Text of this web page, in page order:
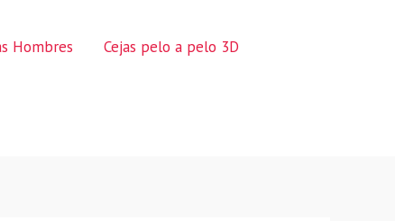
Hombres Cejas pelo a pelo 3D